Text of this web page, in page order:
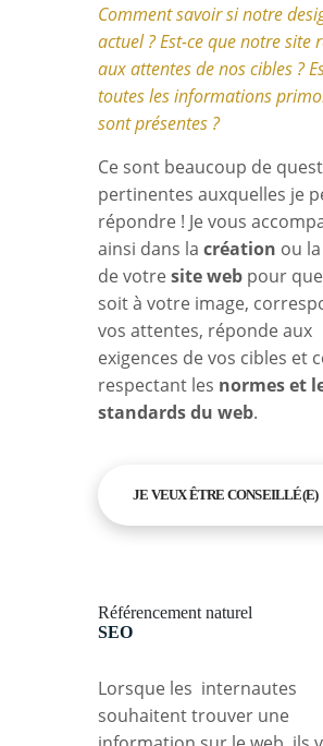
Comment savoir si notre
actuel ? Est-ce que notre site
aux attentes de nos cibles ?
toutes les informations
sont présentes ?
Ce sont beaucoup de
pertinentes auxquelles je
répondre ! Je vous
ainsi dans la création ou la
de votre site webpour
soit à votre image,
vos attentes, réponde aux
exigences de vos cibles et
respectant les normes et
standards du web.
JE VEUX ÊTRE CONSEILLÉ(E)
Référencement naturel
SEO
Lorsque les internautes
souhaitent trouver une